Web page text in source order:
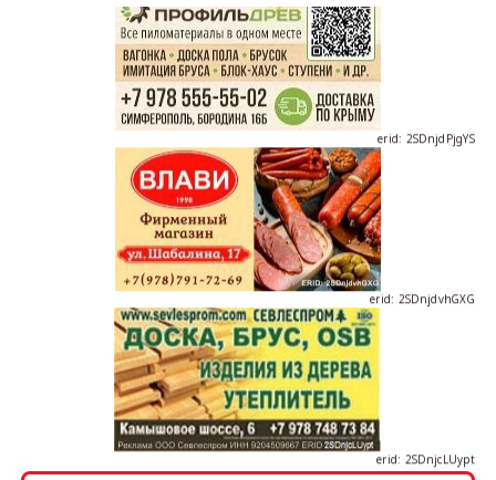
erid: 2SDnjdPjgYS
erid: 2SDnjdvhGXG